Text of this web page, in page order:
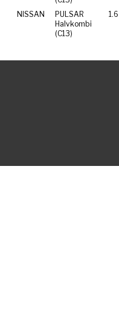
NISSAN
PULSAR
Halvkombi
(C13)